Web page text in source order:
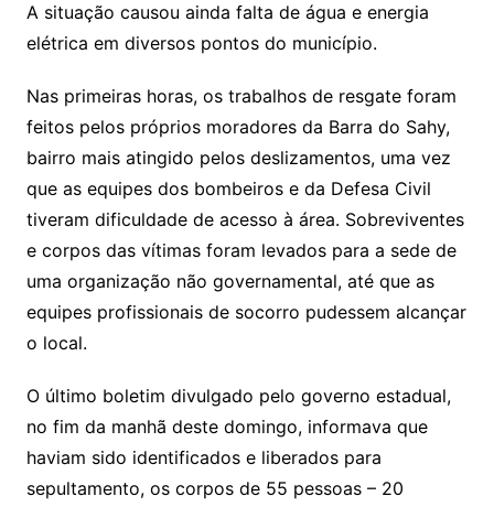
A situação causou ainda falta de água e energia
elétrica em diversos pontos do município.
Nas primeiras horas, os trabalhos de resgate foram
feitos pelos próprios moradores da Barra do Sahy,
bairro mais atingido pelos deslizamentos, uma vez
que as equipes dos bombeiros e da Defesa Civil
tiveram dificuldade de acesso à área. Sobreviventes
e corpos das vítimas foram levados para a sede de
uma organização não governamental, até que as
equipes profissionais de socorro pudessem alcançar
o local.
O último boletim divulgado pelo governo estadual,
no fim da manhã deste domingo, informava que
haviam sido identificados e liberados para
sepultamento, os corpos de 55 pessoas – 20